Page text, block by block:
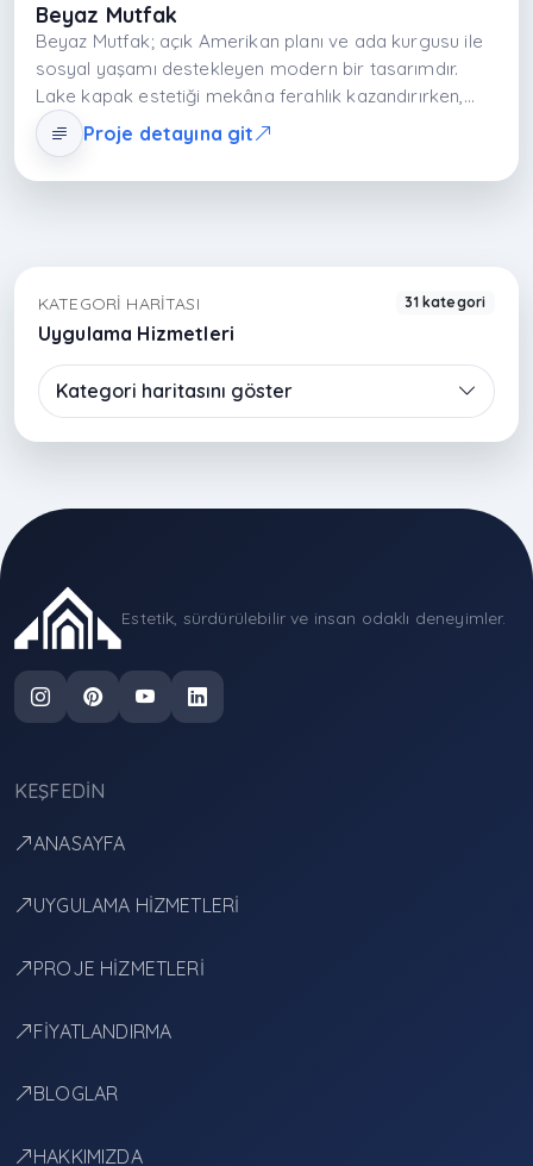
Beyaz Mutfak
Beyaz Mutfak; açık Amerikan planı ve ada kurgusu ile
sosyal yaşamı destekleyen modern bir tasarımdır.
Lake kapak estetiği mekâna ferahlık kazandırırken,
MDFLAM gövde sistemi yapısal dayanımı sağlar.
Porselen tezgâh ise hem teknik performans hem zarif
görünüm sunar. Tasarım; minimal form dili, malzeme
Proje detayına git
KATEGORI HARITASI
Uygulama Hizmetleri
31 kategori
Kategori haritasını göster
Estetik, sürdürülebilir ve insan odaklı deneyimler.
KEŞFEDIN
ANASAYFA
UYGULAMA HİZMETLERİ
PROJE HİZMETLERİ
FİYATLANDIRMA
BLOGLAR
HAKKIMIZDA